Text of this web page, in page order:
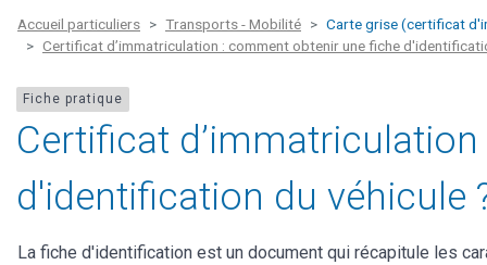
Accueil particuliers Transports - Mobilité
Carte grise (certificat
Certificat d’immatriculation : comment obtenir une fiche
Fiche pratique
Certificat
d'identification du véhicule
La fiche d'identification est un document qui récapitule les